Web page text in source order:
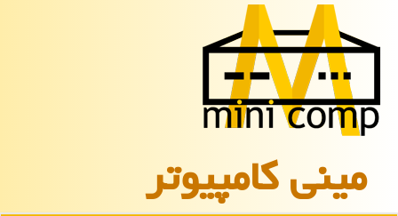
مینی كامپیوتر